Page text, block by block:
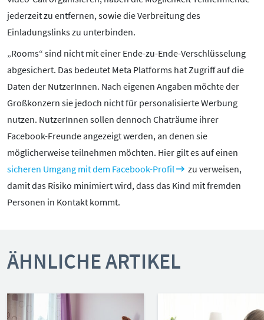
jederzeit zu entfernen, sowie die Verbreitung des
Einladungslinks zu unterbinden.
„Rooms“ sind nicht mit einer Ende-zu-Ende-Verschlüsselung
abgesichert. Das bedeutet Meta Platforms hat Zugriff auf die
Daten der NutzerInnen. Nach eigenen Angaben möchte der
Großkonzern sie jedoch nicht für personalisierte Werbung
nutzen. NutzerInnen sollen dennoch Chaträume ihrer
Facebook-Freunde angezeigt werden, an denen sie
möglicherweise teilnehmen möchten. Hier gilt es auf einen
sicheren Umgang mit dem Facebook-Profil
zu verweisen,
damit das Risiko minimiert wird, dass das Kind mit fremden
Personen in Kontakt kommt.
ÄHNLICHE ARTIKEL